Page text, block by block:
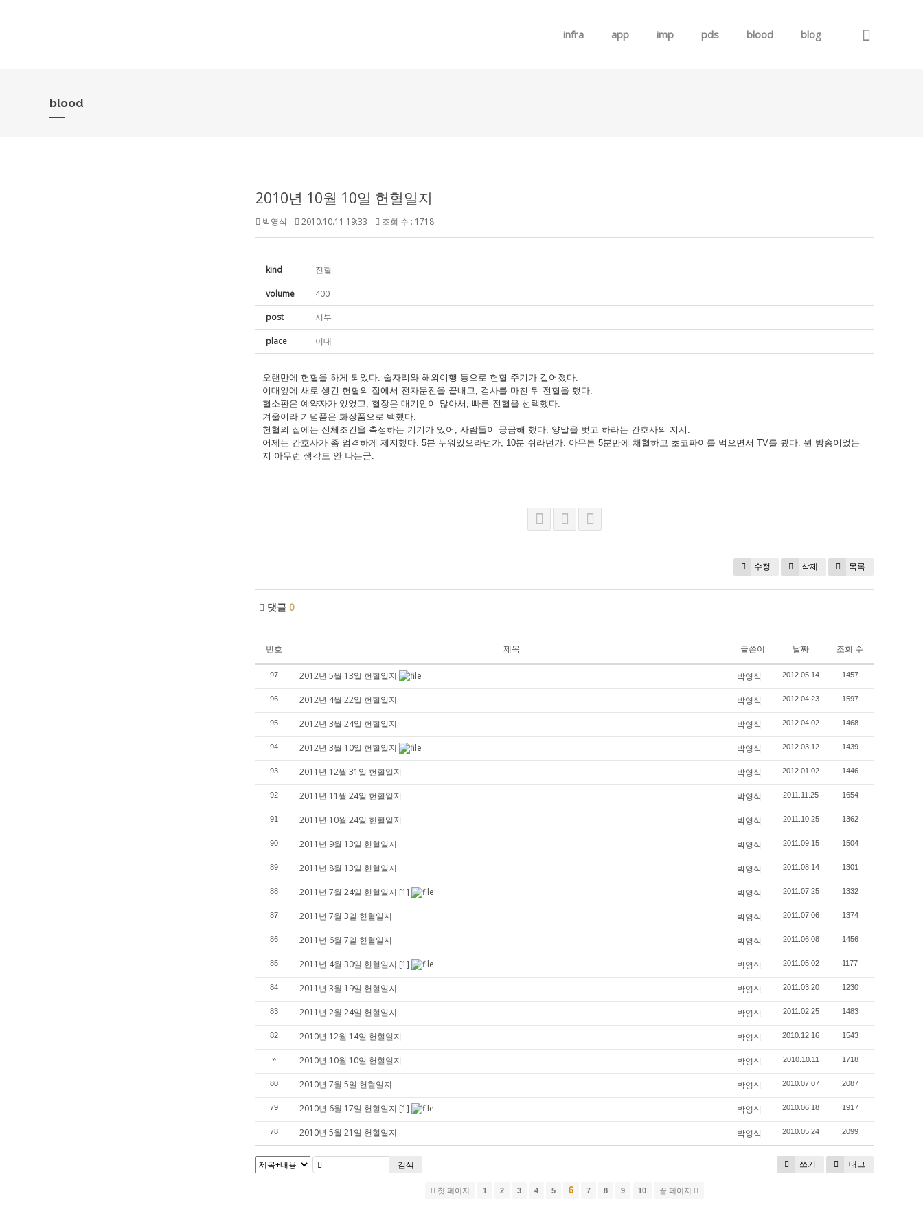
infra app imp pds blood blog
blood
2010년 10월 10일 헌혈일지
박영식 2010.10.11 19:33 조회 수 : 1718
kind 전혈
volume
400
post
서부
place 이대
오랜만에 헌혈을 하게 되었다. 술자리와 해외여행 등으로 헌혈 주기가 길어졌다.
이대앞에 새로 생긴 헌혈의 집에서 전자문진을 끝내고, 검사를 마친 뒤 전혈을 했다.
혈소판은 예약자가 있었고, 혈장은 대기인이 많아서, 빠른 전혈을 선택했다.
겨울이라 기념품은 화장품으로 택했다.
헌혈의 집에는 신체조건을 측정하는 기기가 있어, 사람들이 궁금해 했다. 양말을 벗고 하라는 간호사의 지시.
어제는 간호사가 좀 엄격하게 제지했다. 5분 누워있으라던가, 10분 쉬라던가. 아무튼 5분만에 채혈하고 초코파이를 먹으면서 TV를 봤다. 뭔 방송이었는
지 아무런 생각도 안 나는군.
수정 삭제 목록
댓글 0
번호 제목 글쓴이 날짜 조회 수
97 2012년 5월 13일 헌혈일지 박영식 2012.05.14 1457
96 2012년 4월 22일 헌혈일지 박영식 2012.04.23 1597
95 2012년 3월 24일 헌혈일지 박영식 2012.04.02 1468
94 2012년 3월 10일 헌혈일지 박영식 2012.03.12 1439
93 2011년 12월 31일 헌혈일지 박영식 2012.01.02 1446
92 2011년 11월 24일 헌혈일지 박영식 2011.11.25 1654
91 2011년 10월 24일 헌혈일지 박영식 2011.10.25 1362
90 2011년 9월 13일 헌혈일지 박영식 2011.09.15 1504
89 2011년 8월 13일 헌혈일지 박영식 2011.08.14 1301
88 2011년 7월 24일 헌혈일지 [1] 박영식 2011.07.25 1332
87 2011년 7월 3일 헌혈일지 박영식 2011.07.06 1374
86 2011년 6월 7일 헌혈일지 박영식 2011.06.08 1456
85 2011년 4월 30일 헌혈일지 [1] 박영식 2011.05.02 1177
84 2011년 3월 19일 헌혈일지 박영식 2011.03.20 1230
83 2011년 2월 24일 헌혈일지 박영식 2011.02.25 1483
82 2010년 12월 14일 헌혈일지 박영식 2010.12.16 1543
» 2010년 10월 10일 헌혈일지 박영식 2010.10.11 1718
80 2010년 7월 5일 헌혈일지 박영식 2010.07.07 2087
79 2010년 6월 17일 헌혈일지 [1] 박영식 2010.06.18 1917
78 2010년 5월 21일 헌혈일지 박영식 2010.05.24 2099
쓰기 태그
검색
첫 페이지 1 2 3 4 5 6 7 8 9 10 끝 페이지